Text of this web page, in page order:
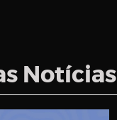
Notícias